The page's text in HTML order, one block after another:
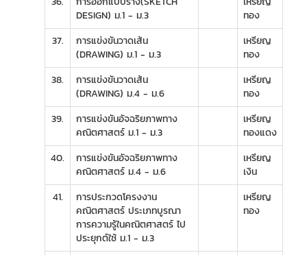
DESIGN) ม.1 - ม.3
ทอง
37.
การแข่งขันวาดเส้น
(DRAWING) ม.1 - ม.3
เหรียญ
ทอง
38.
การแข่งขันวาดเส้น
(DRAWING) ม.4 - ม.6
เหรียญ
ทอง
39.
การแข่งขันอัจฉริยภาพทาง
คณิตศาสตร์ ม.1 - ม.3
เหรียญ
ทองแดง
40.
การแข่งขันอัจฉริยภาพทาง
คณิตศาสตร์ ม.4 - ม.6
เหรียญ
เงิน
41.
การประกวดโครงงาน
คณิตศาสตร์ ประเภทบูรณา
การความรู้ในคณิตศาสตร์ ไป
ประยุกต์ใช้ ม.1 - ม.3
เหรียญ
ทอง